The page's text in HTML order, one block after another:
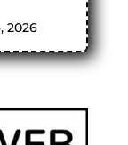
2026